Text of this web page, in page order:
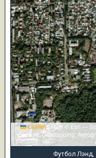
Leaflet|Tiles © Esri —
GeoEye, Getmapping,
Футбол Лэнд,